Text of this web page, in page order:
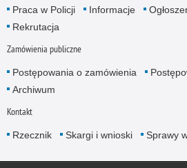
Praca w Policji Informacje
Rekrutacja
Zamówienia publiczne
Postępowania o zamówienia
Archiwum
Kontakt
Rzecznik Skargi i wnioski Sprawy